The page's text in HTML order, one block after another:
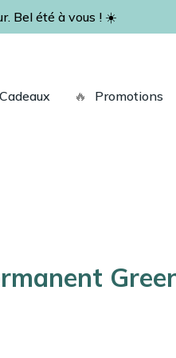
Bel été à vous ! ☀️
Cadeaux 🔥 Promotions